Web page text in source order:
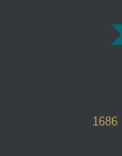
1686